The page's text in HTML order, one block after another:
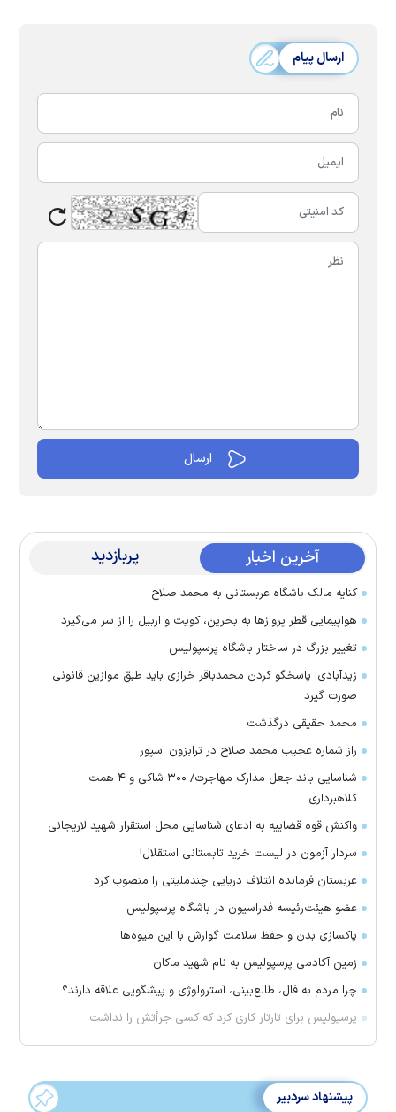
ارسال پیام
آخرین اخبار پربازدید
کنایه مالک باشگاه عربستانی به محمد صلاح
هواپیمایی قطر پرواز‌ها به بحرین، کویت و اربیل را از سر می‌گیرد
تغییر بزرگ در ساختار باشگاه پرسپولیس
زیدآبادی: پاسخگو کردن محمدباقر خرازی باید طبق موازین قانونی
صورت گیرد
محمد حقیقی درگذشت
راز شماره عجیب محمد صلاح در ترابزون اسپور
شناسایی باند جعل مدارک مهاجرت/ ۳۰۰ شاکی و ۴ همت
کلاهبرداری
واکنش قوه قضاییه به ادعای شناسایی محل استقرار شهید لاریجانی
سردار آزمون در لیست خرید تابستانی استقلال!
عربستان فرمانده ائتلاف دریایی چندملیتی را منصوب کرد
عضو هیئت‌رئیسه فدراسیون در باشگاه پرسپولیس
پاکسازی بدن و حفظ سلامت گوارش با این میوه‌ها
زمین آکادمی پرسپولیس به نام شهید ماکان
چرا مردم به فال، طالع‌بینی، آسترولوژی و پیشگویی علاقه دارند؟
پرسپولیس برای تارتار کاری کرد که کسی جرأتش را نداشت
پیشنهاد سردبیر